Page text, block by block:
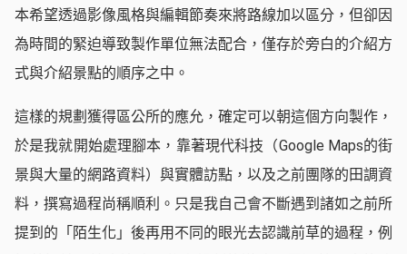
本希望透過影像風格與編輯節奏來將路線加以區分，但卻因
為時間的緊迫導致製作單位無法配合，僅存於旁白的介紹方
式與介紹景點的順序之中。
這樣的規劃獲得區公所的應允，確定可以朝這個方向製作，
於是我就開始處理腳本，靠著現代科技（Google Maps的街
景與大量的網路資料）與實體訪點，以及之前團隊的田調資
料，撰寫過程尚稱順利。只是我自己會不斷遇到諸如之前所
提到的「陌生化」後再用不同的眼光去認識前草的過程，例